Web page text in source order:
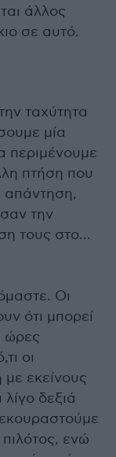
άλλος
σε αυτό.
ταχύτητα
μία
περιμένουμε
πτήση που
απάντηση,
την
τους στο...
Οι
ότι μπορεί
ώρες
οι
εκείνους
δεξιά
ενώ